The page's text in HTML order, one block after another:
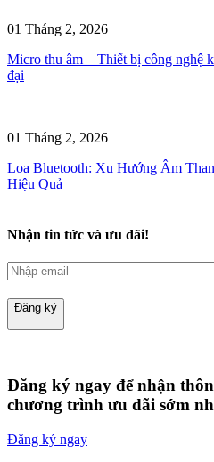
01 Tháng 2, 2026
Micro thu âm – Thiết bị công nghệ
đại
01 Tháng 2, 2026
Loa Bluetooth: Xu Hướng Âm
Hiệu Quả
Nhận tin tức và ưu đãi!
Đăng ký
Đăng ký ngay để nhận
chương trình ưu đãi sớm
Đăng ký ngay